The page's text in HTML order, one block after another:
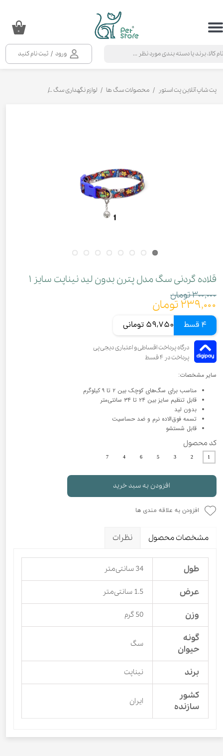
ورود / ثبت نام کنید
حساب کاربری من
خروج از حساب کاربری
۰
پت شاپ آنلاین پت استور محصولات سگ ها لوازم نگهداری سگ
قلاده گردنی سگ مدل پترن بدون لید نیناپت سایز ۱
۳۰۰,۰۰۰ تومان
۲۳۹,۰۰۰ تومان
4 قسط 59,750 تومانی
سایر مشخصات:
مناسب برای سگ‌های کوچک بین ۲ تا ۹ کیلوگرم
قابل تنظیم سایز بین ۲۴ تا ۳۴ سانتی‌متر
بدون لید
تسمه فوق‌الاده نرم و ضد حساسیت
قابل شستشو
کد محصول
1
2
3
5
6
4
7
افزودن به سبد خرید
افزودن به علاقه مندی ها
مشخصات محصول نظرات
طول 34 سانتی‌متر
عرض 1.5 سانتی‌متر
وزن 50 گرم
گونه
حیوان
سگ
برند نیناپت
کشور
سازنده
ایران